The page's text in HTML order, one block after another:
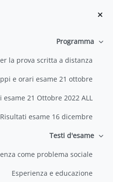
طيProgramma
Risultati esame 16 dicembre
طيTesti d'esame
Esperienza e educazione